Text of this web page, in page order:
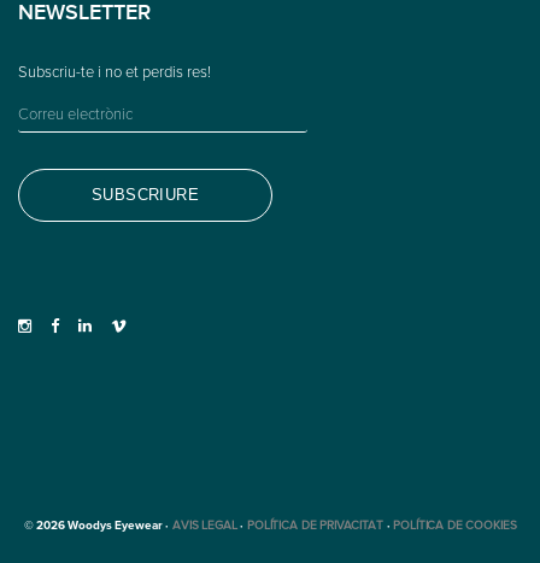
NEWSLETTER
© 2026 Woodys Eyewear · AVIS LEGAL·POLÍTICA DE PRIVACITAT·POLÍTICA DE COOKIES